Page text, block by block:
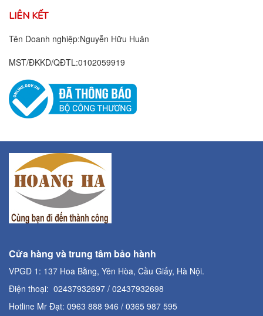
LIÊN KẾT
Tên Doanh nghiệp:Nguyễn Hữu Huân
MST/ĐKKD/QĐTL:0102059919
Cửa hàng và trung tâm bảo hành
VPGD 1: 137 Hoa Bằng, Yên Hòa, Cầu Giấy, Hà Nội.
Điện thoại: 02437932697 / 02437932698
Hotline Mr Đạt: 0963 888 946 / 0365 987 595